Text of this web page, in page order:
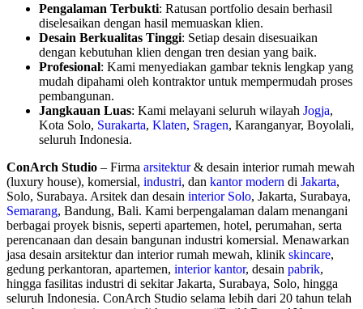
Pengalaman Terbukti: Ratusan portfolio desain berhasil
diselesaikan dengan hasil memuaskan klien.
Desain Berkualitas Tinggi: Setiap desain disesuaikan
dengan kebutuhan klien dengan tren desian yang baik.
Profesional: Kami menyediakan gambar teknis lengkap yang
mudah dipahami oleh kontraktor untuk mempermudah proses
pembangunan.
Jangkauan Luas: Kami melayani seluruh wilayah Jogja,
Kota Solo, Surakarta, Klaten, Sragen, Karanganyar, Boyolali,
seluruh Indonesia.
ConArch Studio – Firma arsitektur& desain interior rumah mewah
(luxury house), komersial, industri, dan kantor modern di Jakarta,
Solo, Surabaya. Arsitek dan desain interior Solo, Jakarta, Surabaya,
Semarang, Bandung, Bali. Kami berpengalaman dalam menangani
berbagai proyek bisnis, seperti apartemen, hotel, perumahan, serta
perencanaan dan desain bangunan industri komersial. Menawarkan
jasa desain arsitektur dan interior rumah mewah, klinik skincare,
gedung perkantoran, apartemen, interior kantor, desain pabrik,
hingga fasilitas industri di sekitar Jakarta, Surabaya, Solo, hingga
seluruh Indonesia. ConArch Studio selama lebih dari 20 tahun telah